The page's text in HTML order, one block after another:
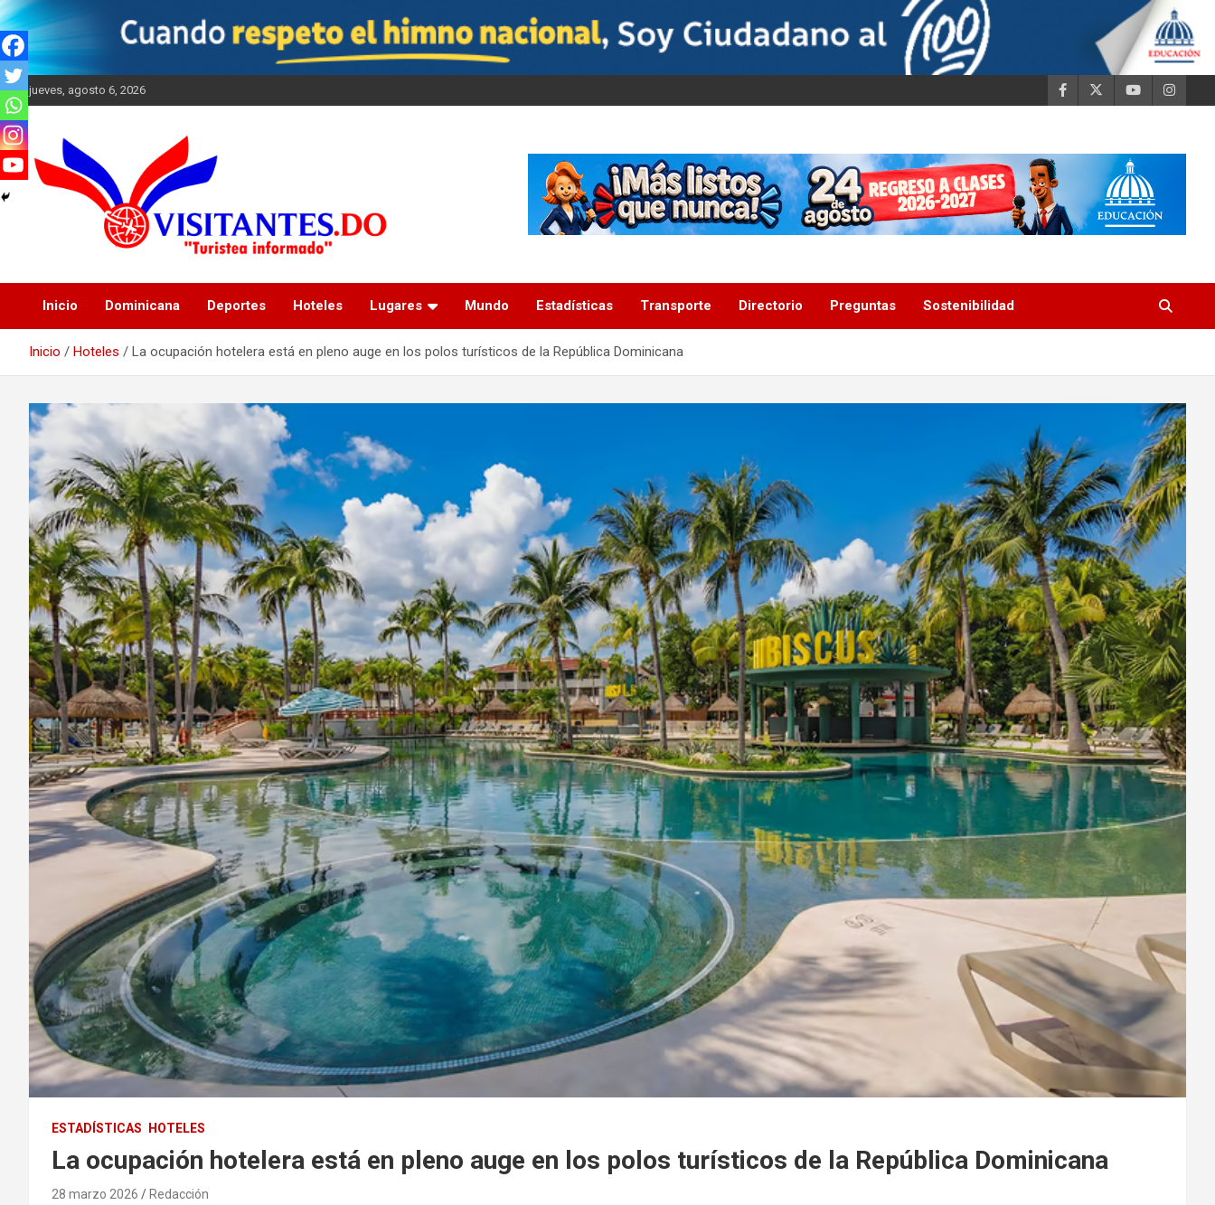
Saltar
al
contenido
jueves, agosto 6, 2026
Visitantes
Inicio Dominicana Deportes Hoteles Lugares Mundo Estadísticas Transporte Directorio Preguntas Sostenibilidad
Inicio Hoteles La ocupación hotelera está en pleno auge en los polos turísticos de la República Dominicana
ESTADÍSTICAS HOTELES
La ocupación hotelera está en pleno auge en los polos turísticos de la República Dominicana
28 marzo 2026 Redacción